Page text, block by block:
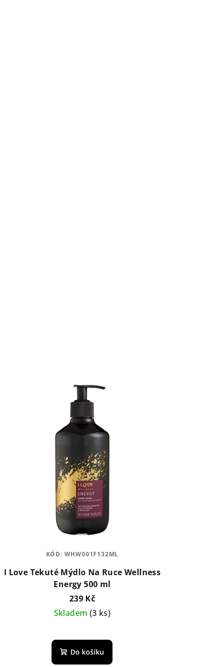
I Love Tekuté Mýdlo Na Ruce Wellness
Energy 500 ml
239 Kč
Skladem (3 ks)
Do košíku
KÓD: WHW001F132ML